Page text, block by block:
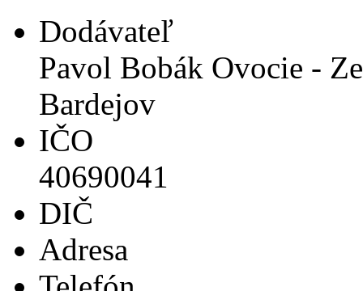
Dodávateľ
Pavol Bobák Ovocie -
Bardejov
IČO
40690041
DIČ
Adresa